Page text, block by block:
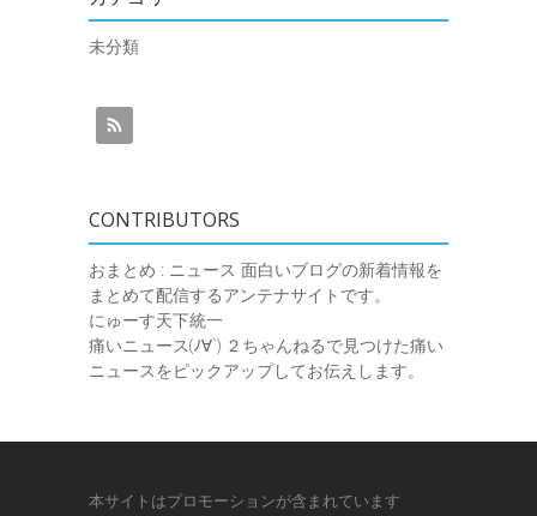
未分類
CONTRIBUTORS
おまとめ : ニュース 面白いブログの新着情報を
まとめて配信するアンテナサイトです。
にゅーす天下統一
痛いニュース(ﾉ∀`) ２ちゃんねるで見つけた痛い
ニュースをピックアップしてお伝えします。
本サイトはプロモーションが含まれています